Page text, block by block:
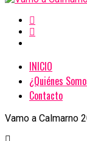
INICIO
¿Quiénes
Contacto
Vamo a Calmarno